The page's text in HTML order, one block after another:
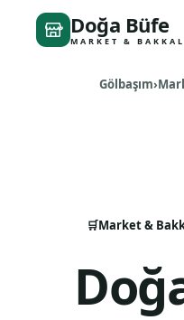
Doğa Büfe
MARKET & BAKKAL
Gölbaşım
🛒Market &